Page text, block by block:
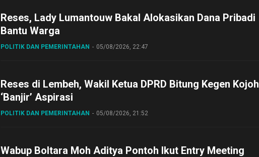
Reses, Lady Lumantouw Bakal Alokasikan Dana Pribadi
Bantu Warga
POLITIK DAN PEMERINTAHAN 05/08/2026, 22:47
Reses di Lembeh, Wakil Ketua DPRD Bitung Kegen Kojoh
‘Banjir’ Aspirasi
POLITIK DAN PEMERINTAHAN 05/08/2026, 21:52
Wabup Boltara Moh Aditya Pontoh Ikut Entry Meeting